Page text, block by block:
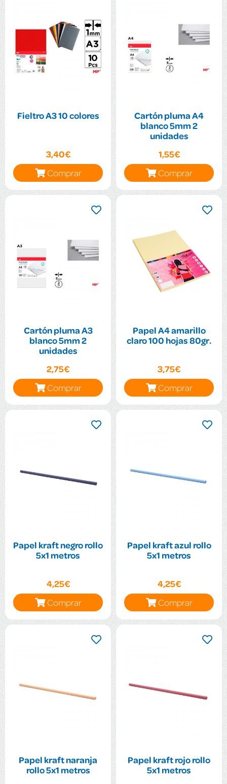
Fieltro A3 10 colores
3,40€
Comprar
Cartón pluma A4
blanco 5mm 2
unidades
1,55€
Comprar
Cartón pluma A3
blanco 5mm 2
unidades
2,75€
Comprar
Papel A4 amarillo
claro 100 hojas 80gr.
3,75€
Comprar
Papel kraft negro rollo
5x1 metros
4,25€
Comprar
Papel kraft azul rollo
5x1 metros
4,25€
Comprar
Papel kraft naranja
rollo 5x1 metros
Papel kraft rojo rollo
5x1 metros